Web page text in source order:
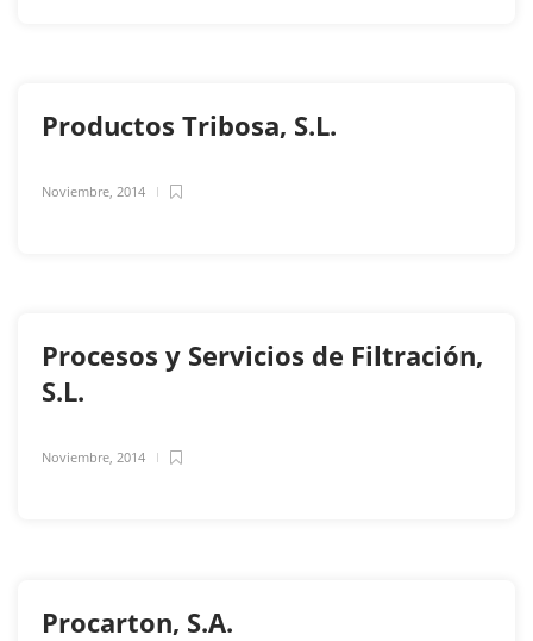
Productos Tribosa, S.L.
Noviembre, 2014
Procesos y Servicios de Filtración,
S.L.
Noviembre, 2014
Procarton, S.A.